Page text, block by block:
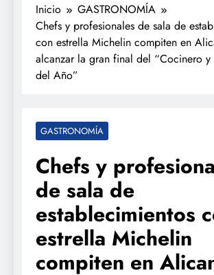
Inicio
GASTRONOMÍA
Chefs y profesionales de sala de
con estrella Michelin compiten en
alcanzar la gran final del “Cocinero y
del Año”
GASTRONOMÍA
Chefs y
de sala de
establecimientos
estrella Michelin
compiten en